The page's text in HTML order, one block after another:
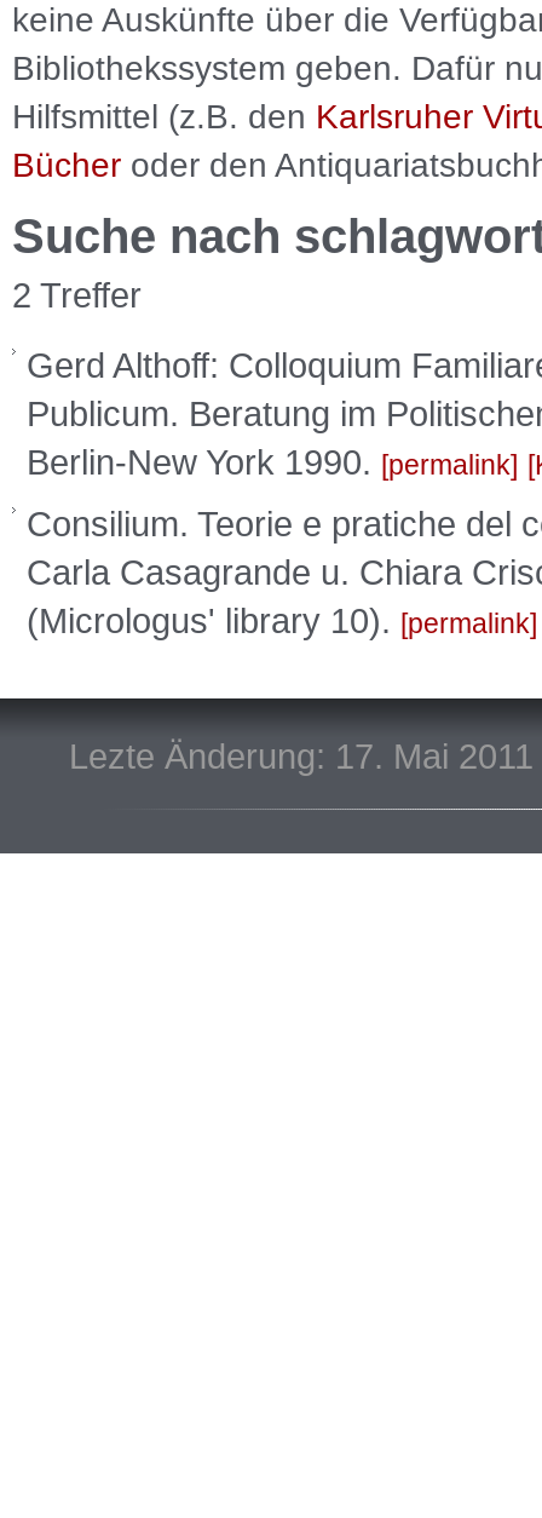
keine Auskünfte über die
Bibliothekssystem geben. Dafür
Hilfsmittel (z.B. den Karlsruher
Bücher oder den
Suche nach
2 Treffer
Gerd Althoff: Colloquium
Publicum. Beratung im
Berlin-New York 1990.
permalink
Consilium. Teorie e pratiche del
Carla Casagrande u. Chiara
(Micrologus' library 10).
permalink
Lezte Änderung: 17. Mai